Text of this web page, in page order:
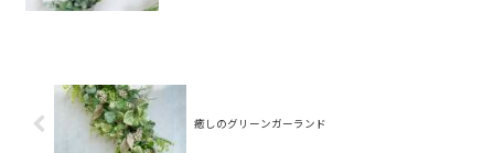
癒しのグリーンガーランド